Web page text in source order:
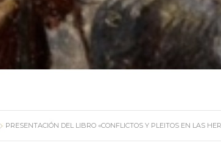
PRESENTACIÓN DEL LIBRO «CONFLICTOS Y PLEITOS EN LAS